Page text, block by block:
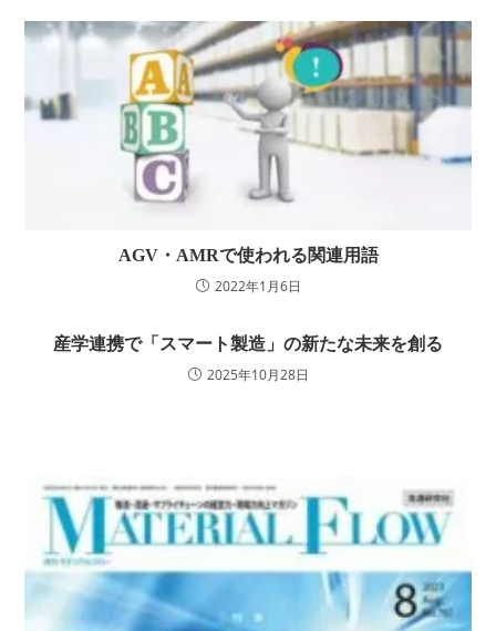
AGV・AMRで使われる関連用語
2022年1月6日
産学連携で「スマート製造」の新たな未来を創る
2025年10月28日